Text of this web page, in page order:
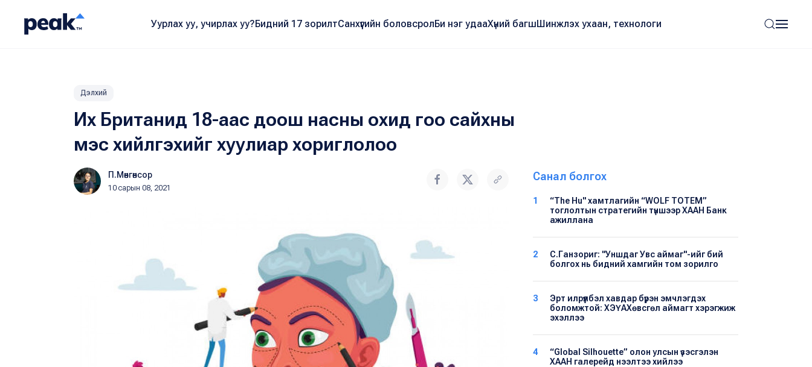
Уурлах уу, учирлах уу?Бидний 17 зорилтСанхүүгийн боловсролБи нэг удааХүний багшШинжлэх ухаан, технологи
Дэлхий
Их Британид 18-аас доош насны охид гоо сайхны
мэс хийлгэхийг хуулиар хориглолоо
П.Мөнгөнсор
10 сарын 08, 2021
Санал болгох
1
“The Hu" хамтлагийн “WOLF TOTEM”
тоглолтын стратегийн түншээр ХААН Банк
ажиллана
2
С.Ганзориг: "Уншдаг Увс аймаг"-ийг бий
болгох нь бидний хамгийн том зорилго
3
Эрт илрүүлбэл хавдар бүрэн эмчлэгдэх
боломжтой: ХЭҮА​Хөвсгөл аймагт хэрэгжиж
эхэллээ
4
“Global Silhouette” олон улсын үзэсгэлэн
ХААН галерейд нээлтээ хийлээ